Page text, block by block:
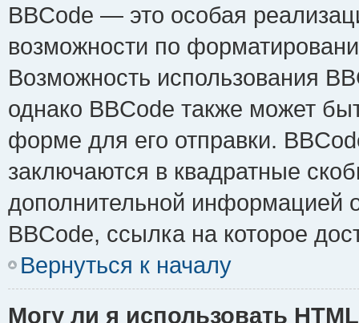
BBCode — это особая
возможности по
Возможность использования
однако BBCode также может
форме для его отправки.
заключаются в квадратные
дополнительной информацией
BBCode, ссылка на которое
Вернуться к началу
Могу ли я использовать